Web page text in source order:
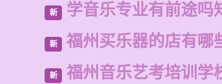
新 学音乐专业有前途吗
新 福州买乐器的店有哪
新 福州音乐艺考培训学